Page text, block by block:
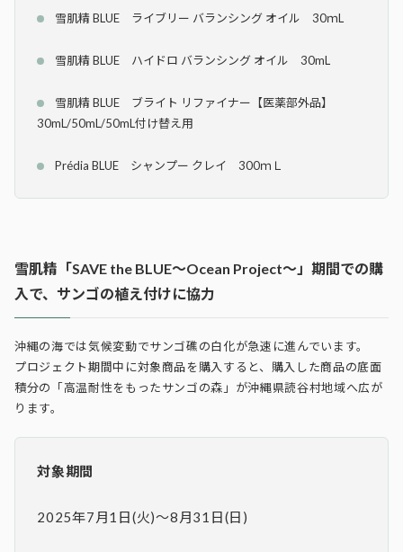
雪肌精 BLUE ライブリー バランシング オイル 30ｍL
雪肌精 BLUE ハイドロ バランシング オイル 30mL
雪肌精 BLUE ブライト リファイナー【医薬部外品】
30mL/50mL/50mL付け替え用
Prédia BLUE シャンプー クレイ 300ｍＬ
雪肌精「SAVE the BLUE～Ocean Project～」期間での購
入で、サンゴの植え付けに協力
沖縄の海では気候変動でサンゴ礁の白化が急速に進んでいます。
プロジェクト期間中に対象商品を購入すると、購入した商品の底面
積分の「高温耐性をもったサンゴの森」が沖縄県読谷村地域へ広が
ります。
対象期間
2025年7月1日(火)～8月31日(日)